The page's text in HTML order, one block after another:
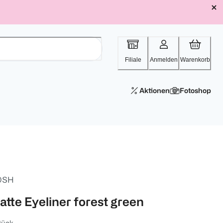
Filiale Anmelden Warenkorb
Aktionen Fotoshop
Eyeliner forest green